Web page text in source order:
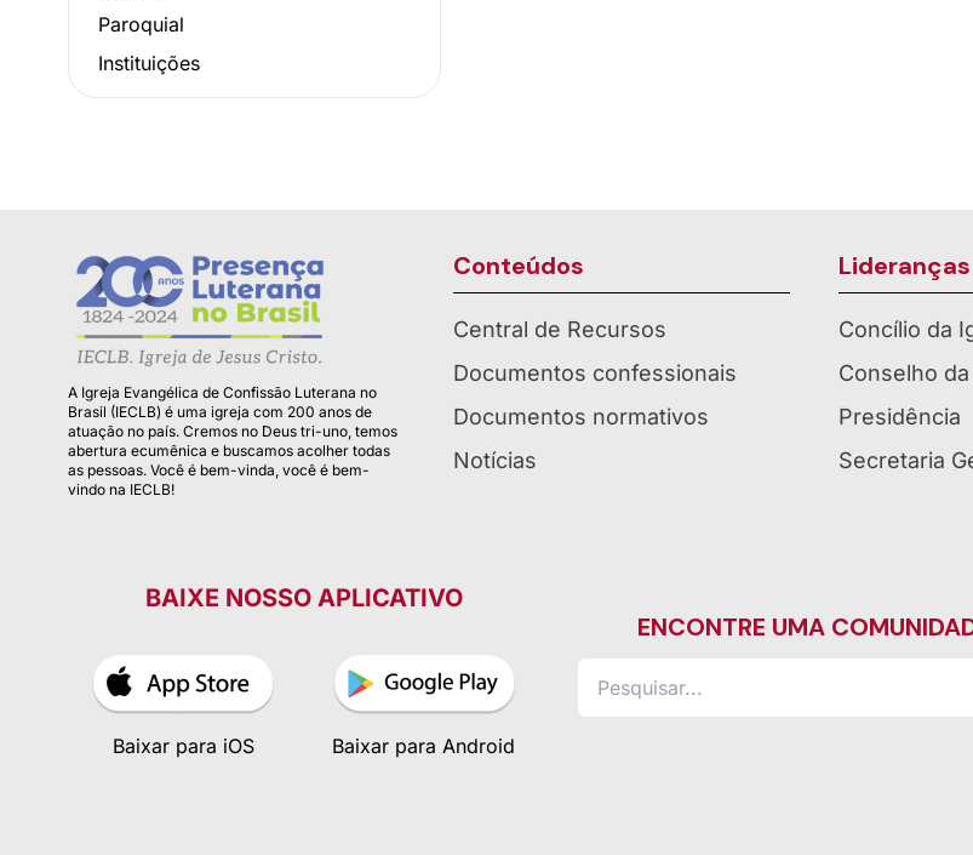
Paroquial
Instituições
A Igreja Evangélica de Confissão Luterana no
Brasil (IECLB) é uma igreja com 200 anos de
atuação no país. Cremos no Deus tri-uno, temos
abertura ecumênica e buscamos acolher todas
as pessoas. Você é bem-vinda, você é bem-
vindo na IECLB!
Conteúdos
Central de Recursos
Documentos confessionais
Documentos normativos
Notícias
Lideranças
Concílio da
Conselho
Presidência
Secretaria
BAIXE NOSSO APLICATIVO
Baixar para iOS Baixar para Android
ENCONTRE UMA